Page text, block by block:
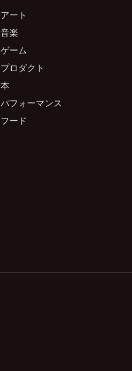
アート
音楽
ゲーム
プロダクト
本
パフォーマンス
フード